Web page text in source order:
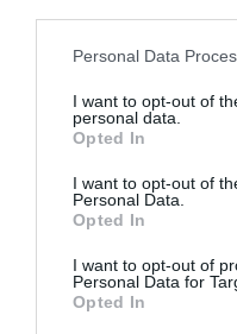
Please note that this
not limited to your visit or
grant or deny consent to
use your data for below
consent section.
Personal Data
I want to opt-out of
personal data.
Opted In
I want to opt-out of
Personal Data.
Opted In
I want to opt-out of
Personal Data for
Opted In